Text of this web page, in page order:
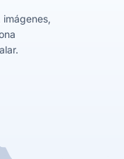
imágenes,